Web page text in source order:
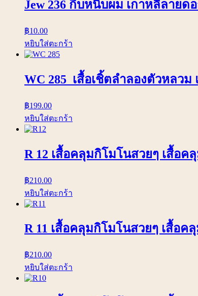
Jew 236 กิ้บหนีบผม เกาหลีลายด
฿10.00
หยิบใส่ตะกร้า
WC 285 เสื้อเชิ้ตลำลองตัวหลว
฿199.00
หยิบใส่ตะกร้า
R 12 เสื้อคลุมกิโมโนสวยๆ เสื้อ
฿210.00
หยิบใส่ตะกร้า
R 11 เสื้อคลุมกิโมโนสวยๆ เสื้อ
฿210.00
หยิบใส่ตะกร้า